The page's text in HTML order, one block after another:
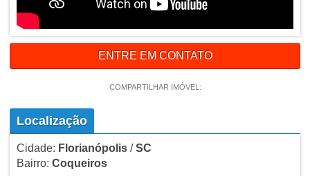
ENTRE EM CONTATO
COMPARTILHAR IMÓVEL:
Localização
Cidade: Florianópolis/SC
Bairro: Coqueiros